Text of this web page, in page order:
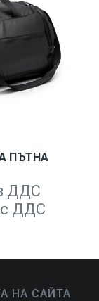
ПЪТНА
ДДС
с ДДС
НА САЙТА